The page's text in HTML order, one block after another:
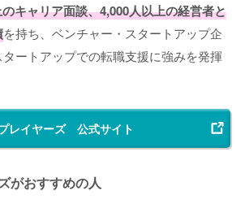
キャリア面談、4,000人以上の経営者と
を持ち、ベンチャー・スタートアップ企
ートアップでの転職支援に強みを発揮
レイヤーズ 公式サイト
がおすすめの人